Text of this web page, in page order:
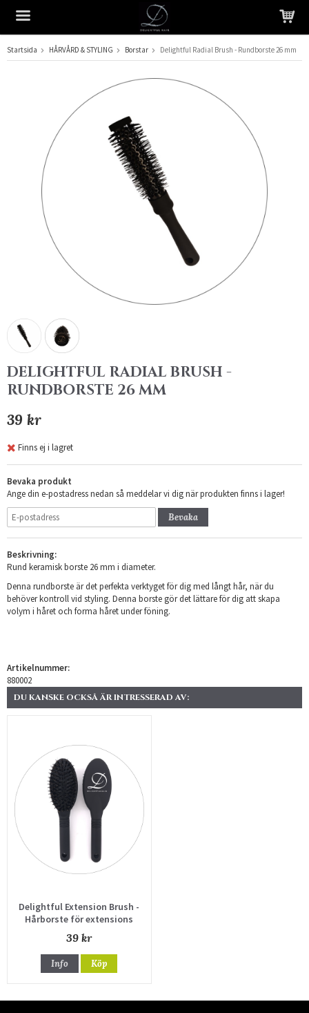
Produkten har blivit tillagd i varukorgen
Startsida HÅRVÅRD & STYLING Borstar Delightful Radial Brush - Rundborste 26 mm
DELIGHTFUL RADIAL BRUSH -
RUNDBORSTE 26 MM
39 kr
Finns ej i lagret
Bevaka produkt
Ange din e-postadress nedan så meddelar vi dig när produkten finns i lager!
Bevaka
Beskrivning:
Rund keramisk borste 26 mm i diameter.
Denna rundborste är det perfekta verktyget för dig med långt hår, när du
behöver kontroll vid styling. Denna borste gör det lättare för dig att skapa
volym i håret och forma håret under föning.
Artikelnummer:
880002
DU KANSKE OCKSÅ ÄR INTRESSERAD AV:
Delightful Extension Brush -
Hårborste för extensions
39 kr
Info Köp